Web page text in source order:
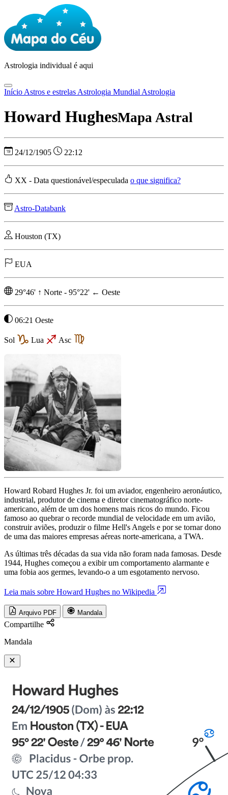
Astrologia individual é aqui
Início Astros e estrelas Astrologia Mundial Astrologia
Howard HughesMapa Astral
24/12/1905 22:12
XX - Data questionável/especulada o que significa?
Astro-Databank
Houston (TX)
EUA
29°46' ↑ Norte - 95°22' ← Oeste
06:21 Oeste
Sol Lua Asc
Howard Robard Hughes Jr. foi um aviador, engenheiro aeronáutico,
industrial, produtor de cinema e diretor cinematográfico norte-
americano, além de um dos homens mais ricos do mundo. Ficou
famoso ao quebrar o recorde mundial de velocidade em um avião,
construir aviões, produzir o filme Hell's Angels e por se tornar dono
de uma das maiores empresas aéreas norte-americana, a TWA.
As últimas três décadas da sua vida não foram nada famosas. Desde
1944, Hughes começou a exibir um comportamento alarmante e
uma fobia aos germes, levando-o a um esgotamento nervoso.
Leia mais sobre Howard Hughes no Wikipedia
Arquivo PDF Mandala
Compartilhe
Mandala